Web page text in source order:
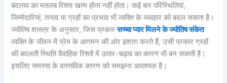
बदलाव का मतलब रिश्ता खत्म होना नहीं होता। कई बार परिस्थितियां,
जिम्मेदारियां, तनाव या ग्रहों का प्रभाव भी व्यक्ति के व्यवहार को बदल सकता है।
ज्योतिष शास्त्र के अनुसार, जिस प्रकारसच्चा प्यार मिलने के ज्योतिष संकेत
व्यक्ति के जीवन में प्रेम के आगमन की ओर इशारा करते हैं, उसी प्रकार ग्रहों
की बदलती स्थिति वैवाहिक रिश्तों में उतार-चढ़ाव का कारण भी बन सकती है।
इसलिए समस्या के वास्तविक कारण को समझना आवश्यक है।